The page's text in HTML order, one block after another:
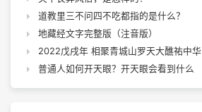
道教里三不问四不吃都指的是什么？
地藏经文字完整版（注音版）
2022戊戌年 相聚青城山罗天大醮祐中华
普通人如何开天眼？开天眼会看到什么